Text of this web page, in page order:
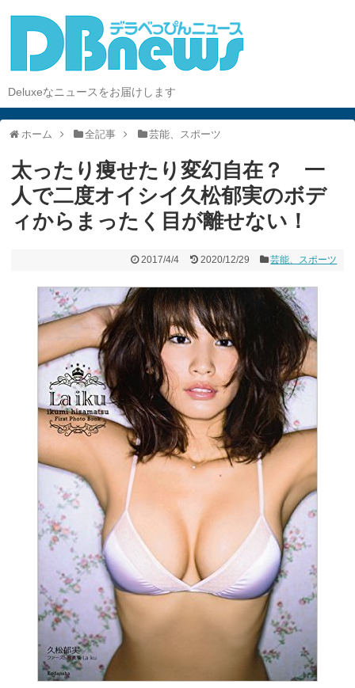
Deluxeなニュースをお届けします
ホーム 全記事 芸能、スポーツ
太ったり痩せたり変幻自在？ 一
人で二度オイシイ久松郁実のボデ
ィからまったく目が離せない！
2017/4/4 2020/12/29 芸能、スポーツ